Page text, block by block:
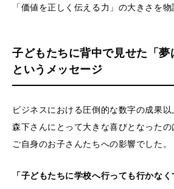
「価値を正しく伝える力」の大きさを物
子どもたちに背中で見せた「夢
というメッセージ
ビジネスにおける圧倒的な数字の成果以
森下さんにとって大きな喜びとなったの
ご自身のお子さんたちへの影響でした。
「子どもたちに学校へ行っても行かな